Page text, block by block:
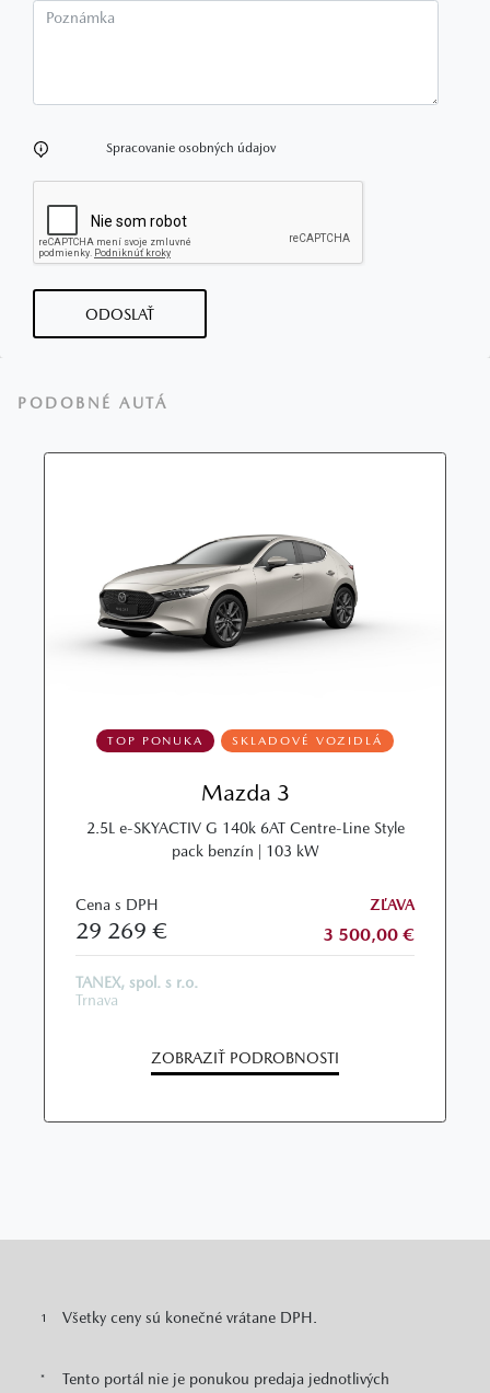
Spracovanie osobných údajov
ODOSLAŤ
PODOBNÉ AUTÁ
TOP PONUKA SKLADOVÉ VOZIDLÁ
Mazda 3
2.5L e‑SKYACTIV G 140k 6AT Centre‑Line Style
pack benzín | 103 kW
Cena s DPH
29 269 €
ZĽAVA
3 500,00 €
TANEX, spol. s r.o.
Trnava
ZOBRAZIŤ PODROBNOSTI
1 Všetky ceny sú konečné vrátane DPH.
*
Tento portál nie je ponukou predaja jednotlivých